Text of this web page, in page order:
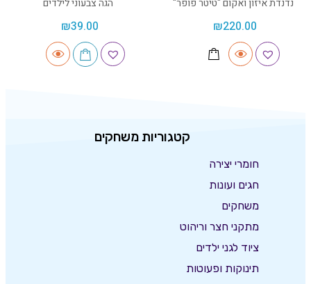
נדנדת איזון ואקום "טיטר פופר"
₪220.00
הגה צבעוני לילדים
₪39.00
קטגוריות משחקים
חומרי יצירה
חגים ועונות
משחקים
מתקני חצר וריהוט
ציוד לגני ילדים
תינוקות ופעוטות